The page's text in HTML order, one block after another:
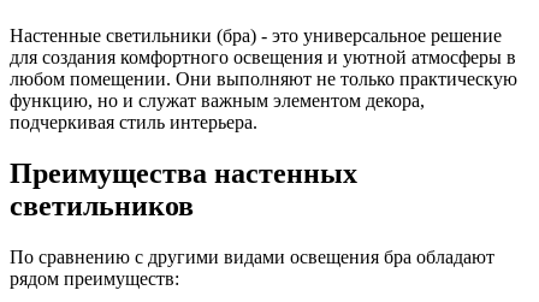
Настенные светильники (бра) - это универсальное решение
для создания комфортного освещения и уютной атмосферы в
любом помещении. Они выполняют не только практическую
функцию, но и служат важным элементом декора,
подчеркивая стиль интерьера.
Преимущества настенных
светильников
По сравнению с другими видами освещения бра обладают
рядом преимуществ: